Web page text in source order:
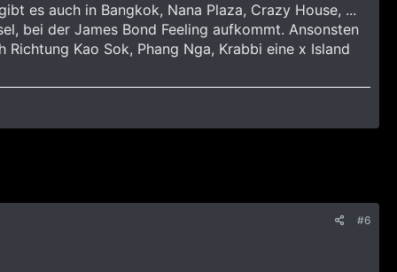
es auch in Bangkok, Nana Plaza, Crazy House, ...
bei der James Bond Feeling aufkommt. Ansonsten
Kao Sok, Phang Nga, Krabbi eine x Island
#6